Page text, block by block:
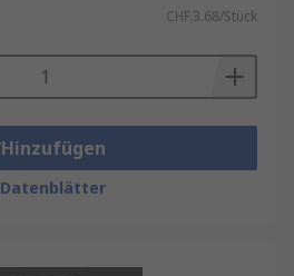
CHF.3.68/Stück
Hinzufügen
Datenblätter